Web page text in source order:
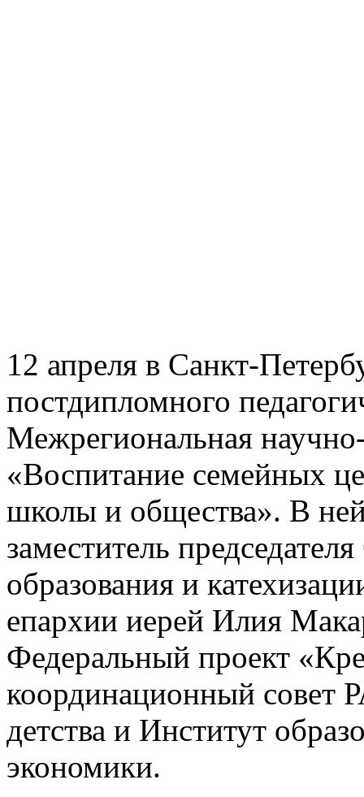
12 апреля в Санкт-
постдипломного
Межрегиональная
«Воспитание семейных
школы и общества». В
заместитель
образования и
епархии иерей Илия
Федеральный проект
координационный совет
детства и Институт
экономики.